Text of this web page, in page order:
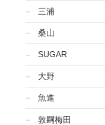
三浦
桑山
SUGAR
大野
魚進
敦嗣梅田